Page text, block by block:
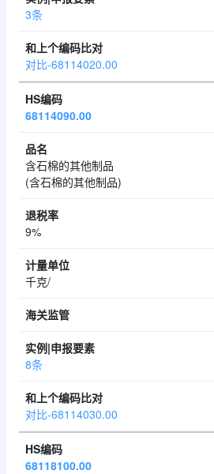
3条
对比-68114020.00
68114090.00
含石棉的其他制品
(含石棉的其他制品)
9%
千克/
8条
对比-68114030.00
68118100.00